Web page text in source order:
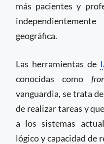
más pacientes y
geográfica.
Las herramientas de
conocidas como
vanguardia, se trata
de realizar tareas y
a los sistemas
lógico y capacidad de